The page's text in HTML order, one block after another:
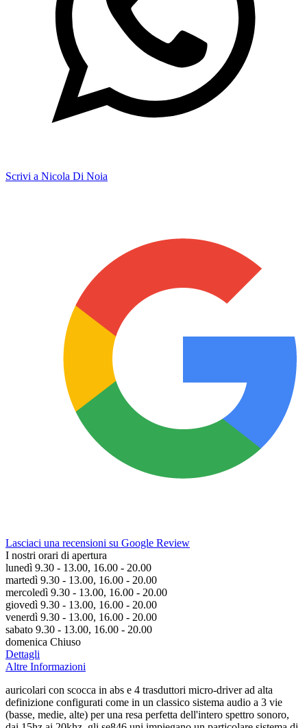
Scrivi a Nicola Di Noia
Lasciaci una recensioni su Google Review
I nostri orari di apertura
lunedì 9.30 - 13.00, 16.00 - 20.00
martedì 9.30 - 13.00, 16.00 - 20.00
mercoledì 9.30 - 13.00, 16.00 - 20.00
giovedì 9.30 - 13.00, 16.00 - 20.00
venerdì 9.30 - 13.00, 16.00 - 20.00
sabato 9.30 - 13.00, 16.00 - 20.00
domenica Chiuso
Dettagli
Altre Informazioni
auricolari con scocca in abs e 4 trasduttori micro-driver ad alta
definizione configurati come in un classico sistema audio a 3 vie
(basse, medie, alte) per una resa perfetta dell'intero spettro sonoro,